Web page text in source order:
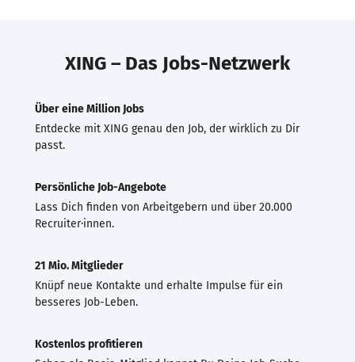
XING – Das Jobs-Netzwerk
Über eine Million Jobs
Entdecke mit XING genau den Job, der wirklich zu Dir
passt.
Persönliche Job-Angebote
Lass Dich finden von Arbeitgebern und über 20.000
Recruiter·innen.
21 Mio. Mitglieder
Knüpf neue Kontakte und erhalte Impulse für ein
besseres Job-Leben.
Kostenlos profitieren